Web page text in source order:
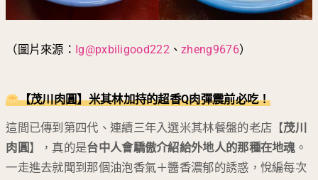
（圖片來源： Ig@pxbiligood222 、zheng9676）
【茂川肉圓】米其林加持的超香Q肉彈震前必吃！
這間已傳到第四代、連續三年入選米其林餐盤的老店【茂川
肉圓 】，真的是台中人會驕傲介紹給外地人的那種在地魂。
一走進去就聞到那個油泡香氣＋醬香濃郁的誘惑，悅編每次